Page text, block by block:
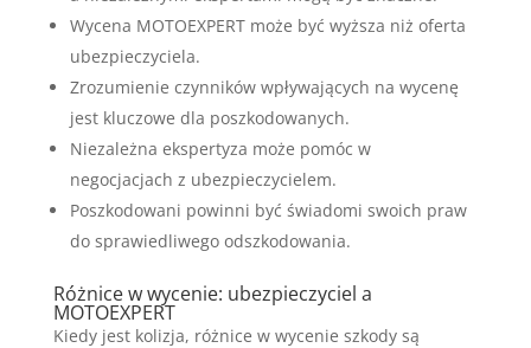
Wycena MOTOEXPERT może być wyższa niż oferta
ubezpieczyciela.
Zrozumienie czynników wpływających na wycenę
jest kluczowe dla poszkodowanych.
Niezależna ekspertyza może pomóc w
negocjacjach z ubezpieczycielem.
Poszkodowani powinni być świadomi swoich praw
do sprawiedliwego odszkodowania.
Różnice w wycenie: ubezpieczyciel a
MOTOEXPERT
Kiedy jest kolizja, różnice w wycenie szkody są